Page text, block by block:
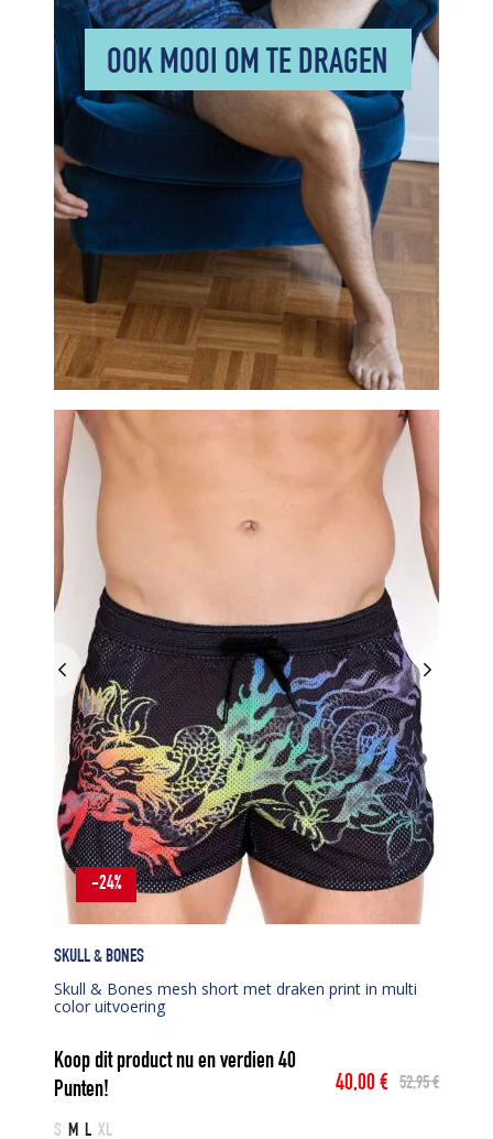
OOK MOOI OM TE DRAGEN
SKULL & BONES
Skull & Bones mesh short met draken print in multi
color uitvoering
Koop dit product nu en verdien40
Punten!
52,95€
Oorspronkelijke
40,00€
Huidige
S M L XL
-24%